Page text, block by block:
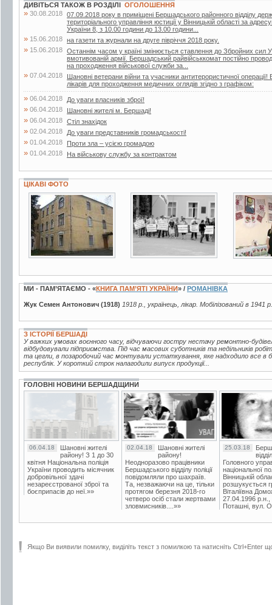
ДИВІТЬСЯ ТАКОЖ В РОЗДІЛІ ОГОЛОШЕННЯ
» 30.08.2018 07.09.2018 року в приміщені Бершадського районного відділу
територіального управління юстиції у Вінницькій області за
України 8, з 10.00 години до 13.00 години...
» 15.06.2018 на газети та журнали на друге півріччя 2018 року.
» 15.06.2018 Останнім часом у країні змінюється ставлення до Збройних сил
вмотивованій армії. Бершадський райвійськкомат постійно
на проходження військової служби за...
» 07.04.2018
Шановні ветерани війни та учасники антитерористичної
лікарів для проходження медичних оглядів згідно з графіком:
» 06.04.2018 До уваги власників зброї!
» 06.04.2018 Шановні жителі м. Бершаді!
» 06.04.2018 Стіл знахідок
» 02.04.2018 До уваги представників громадськості!
» 01.04.2018 Проти зла – усією громадою
» 01.04.2018 На військову службу за контрактом
ЦІКАВІ ФОТО
4 фото 2 фото 3 фото
МИ - ПАМ’ЯТАЄМО - «КНИГА ПАМ’ЯТІ УКРАЇНИ» / РОМАНІВКА
Жук Семен Антонович (1918) 1918 р., українець, лікар. Мобілізований в 1941
З ІСТОРІЇ БЕРШАДІ
У важких умовах воєнного часу, відчуваючи гостру нестачу ремонтно-
відбудовували підприємства. Під час масових суботників та недільників
та цегли, в позаробочий час монтували устаткування, яке надходило все в
республік. У короткий строк налагодили випуск продукції...
ГОЛОВНІ НОВИНИ БЕРШАДЩИНИ
06.04.18
Шановні жителі
району! З 1 до 30
квітня Національна поліція
України проводить місячник
добровільної здачі
незареєстрованої зброї та
боєприпасів до неї.»»
02.04.18
Шановні жителі
району!
Неодноразово працівники
Бершадського відділу поліції
повідомляли про шахраїв.
Та, незважаючи на це, тільки
протягом березня 2018-го
четверо осіб стали жертвами
зловмисників....»»
25.03.18
Головного
національної
Вінницькій
розшукується
Віталіївна
27.04.1996 р.н.,
Поташні, вул.
Якщо Ви виявили помилку, виділіть текст з помилкою та натисніть Ctrl+Enter